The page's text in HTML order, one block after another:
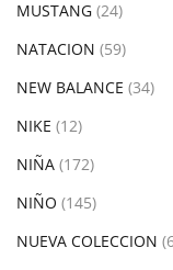
MUSTANG (24)
NATACION (59)
NEW BALANCE (34)
NIKE (12)
NIÑA (172)
NIÑO (145)
NUEVA COLECCION